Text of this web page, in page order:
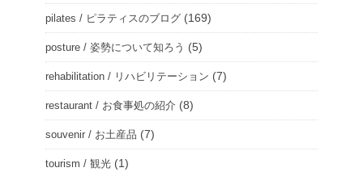
pilates / ピラティスのブログ (169)
posture / 姿勢について知ろう (5)
rehabilitation / リハビリテーション (7)
restaurant / お食事処の紹介 (8)
souvenir / お土産品 (7)
tourism / 観光 (1)